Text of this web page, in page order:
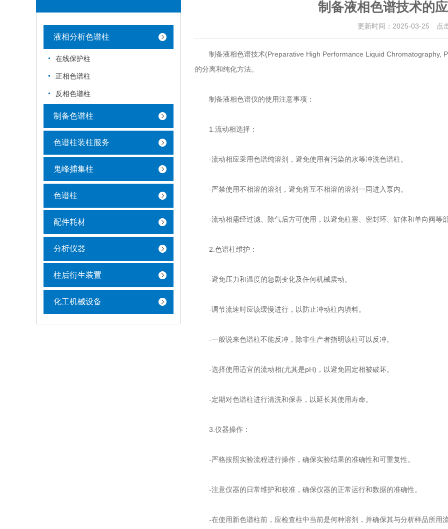
液相分析色谱柱
在线保护柱
正相色谱柱
反相色谱柱
制备色谱柱
色谱柱装柱服务
鬼峰捕集柱
色谱柱
配件耗材
分析仪器
柱后衍生装置
化工机械设备
制备液相色谱技术的
更新时间：2025-03-25 点
制备液相色谱技术(Preparative High Performance Liquid Chromatography,
的分离和纯化方法。
制备液相色谱仪的使用注意事项：
1.流动相选择：
-流动相应采用色谱纯溶剂，避免使用有污染的水等冲洗色谱柱。
-严禁使用不相溶的溶剂，避免将互不相溶的溶剂一同进入泵内。
-流动相需经过滤、除气后方可使用，以避免柱塞、密封环、缸体和单向阀等部
2.色谱柱维护：
-避免压力和温度的急剧变化及任何机械震动。
-调节流速时应该缓慢进行，以防止冲动柱内填料。
-一般说来色谱柱不能反冲，除非生产者指明该柱可以反冲。
-选择使用适宜的流动相(尤其是pH)，以避免固定相被破坏。
-定期对色谱柱进行清洗和保养，以延长其使用寿命。
3.仪器操作：
-严格按照实验流程进行操作，确保实验结果的准确性和可重复性。
-注意仪器的日常维护和校准，确保仪器的正常运行和数据的准确性。
-在使用新色谱柱前，应检查柱中当前是何种溶剂，并确保其与分析样品所用流